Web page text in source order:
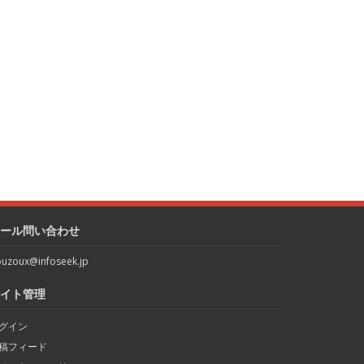
ル問い合わせ
ト管理
イン
フィード